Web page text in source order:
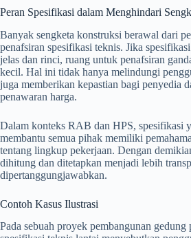
Peran Spesifikasi dalam Menghindari
Banyak sengketa konstruksi berawal dari
penafsiran spesifikasi teknis. Jika
jelas dan rinci, ruang untuk penafsiran
kecil. Hal ini tidak hanya melindungi
juga memberikan kepastian bagi penyedia
penawaran harga.
Dalam konteks RAB dan HPS, spesifikasi
membantu semua pihak memiliki
tentang lingkup pekerjaan. Dengan
dihitung dan ditetapkan menjadi lebih
dipertanggungjawabkan.
Contoh Kasus Ilustrasi
Pada sebuah proyek pembangunan